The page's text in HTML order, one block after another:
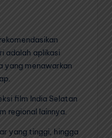
adalah aplikasi
yang menawarkan
film India Selatan
regional lainnya.
yang tinggi, hingga